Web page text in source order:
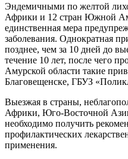
Эндемичными по желтой
Африки и 12 стран Южной
единственная мера
заболевания. Однократная
позднее, чем за 10 дней до
течение 10 лет, после чего
Амурской области такие
Благовещенске, ГБУЗ
Выезжая в страны,
Африки, Юго-Восточной
необходимо получить
профилактических
применения.